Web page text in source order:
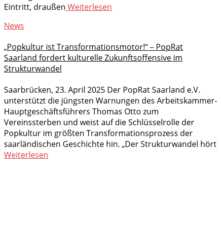
Eintritt, draußen Weiterlesen
News
„Popkultur ist Transformationsmotor!“ – PopRat
Saarland fordert kulturelle Zukunftsoffensive im
Strukturwandel
Saarbrücken, 23. April 2025 Der PopRat Saarland e.V.
unterstützt die jüngsten Warnungen des Arbeitskammer-
Hauptgeschäftsführers Thomas Otto zum
Vereinssterben und weist auf die Schlüsselrolle der
Popkultur im größten Transformationsprozess der
saarländischen Geschichte hin. „Der Strukturwandel hört
Weiterlesen